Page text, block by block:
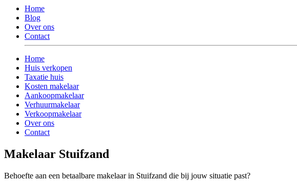
Home
Blog
Over ons
Contact
Home
Huis verkopen
Taxatie huis
Kosten makelaar
Aankoopmakelaar
Verhuurmakelaar
Verkoopmakelaar
Over ons
Contact
Makelaar Stuifzand
Behoefte aan een betaalbare makelaar in Stuifzand die bij jouw situatie past?